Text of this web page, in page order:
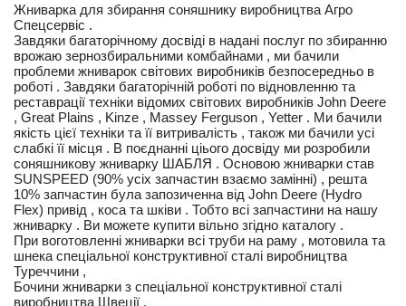
Жниварка для збирання соняшнику виробництва Агро
Спецсервіс .
Завдяки багаторічному досвіді в надані послуг по збиранню
врожаю зернозбиральними комбайнами , ми бачили
проблеми жниварок світових виробників безпосередньо в
роботі . Завдяки багаторічній роботі по відновленню та
реставрації техніки відомих світових виробників John Deere
, Great Plains , Kinze , Massey Ferguson , Yetter . Ми бачили
якість цієї техніки та її витривалість , також ми бачили усі
слабкі її місця . В поєднанні ціього досвіду ми розробили
соняшникову жниварку ШАБЛЯ . Основою жниварки став
SUNSPEED (90% усіх запчастин взаємо замінні) , решта
10% запчастин була запозиченна від John Deere (Hydro
Flex) привід , коса та шківи . Тобто всі запчастини на нашу
жниварку . Ви можете купити вільно згідно каталогу .
При воготовленні жниварки всі труби на раму , мотовила та
шнека спеціальної конструктивної сталі виробництва
Туреччини ,
Бочини жниварки з спеціальної конструктивної сталі
виробництва Швеції .